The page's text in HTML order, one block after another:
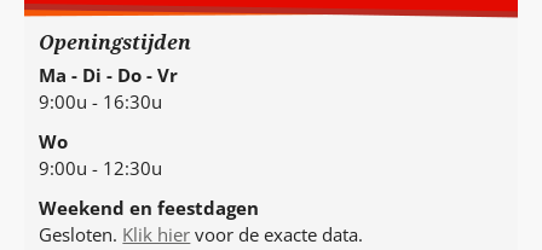
Openingstijden
Ma - Di - Do - Vr
9:00u - 16:30u
Wo
9:00u - 12:30u
Weekend en feestdagen
Gesloten. Klik hier voor de exacte data.